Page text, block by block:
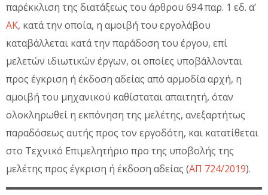
παρέκκλιση της διατάξεως του άρθρου 694 παρ. 1 εδ. α’
ΑΚ, κατά την οποία, η αμοιβή του εργολάβου
καταβάλλεται κατά την παράδοση του έργου, επί
μελετών ιδιωτικών έργων, οι οποίες υποβάλλονται
προς έγκριση ή έκδοση αδείας από αρμοδία αρχή, η
αμοιβή του μηχανικού καθίσταται απαιτητή, όταν
ολοκληρωθεί η εκπόνηση της μελέτης, ανεξαρτήτως
παραδόσεως αυτής προς τον εργοδότη, και κατατίθεται
στο Τεχνικό Επιμελητήριο προ της υποβολής της
μελέτης προς έγκριση ή έκδοση αδείας (ΑΠ 724/2019).